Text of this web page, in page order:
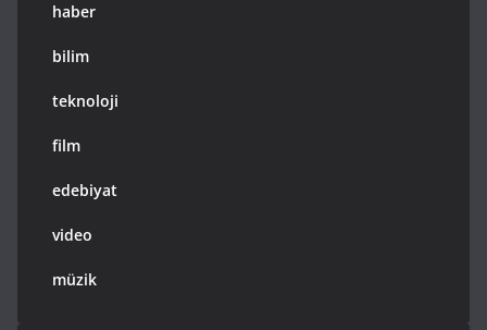
haber
bilim
teknoloji
film
edebiyat
video
müzik